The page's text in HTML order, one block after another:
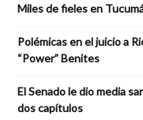
Miles de fieles en
Polémicas en el juicio a
“Power” Benites
El Senado le dio media
dos capítulos